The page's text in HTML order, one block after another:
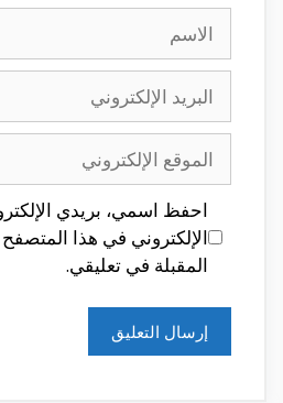
الاسم
البريد
الإلكتروني
الموقع
الإلكتروني
احفظ اسمي، بريدي
الإلكتروني في هذا
المقبلة في تعليقي.